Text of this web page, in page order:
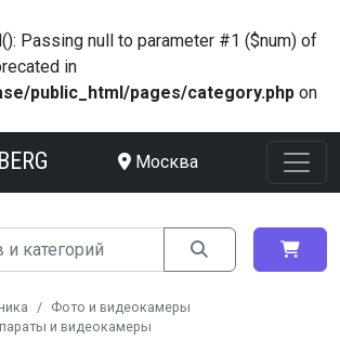
Passing null to parameter #1 ($num) of
in
public_html/pages/category.php on
Москва
Фото и видеокамеры
и видеокамеры